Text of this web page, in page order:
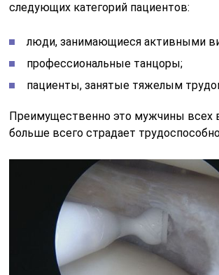
следующих категорий пациентов:
люди, занимающиеся активными
профессиональные танцоры;
пациенты, занятые тяжелым
Преимущественно это мужчины всех
больше всего страдает